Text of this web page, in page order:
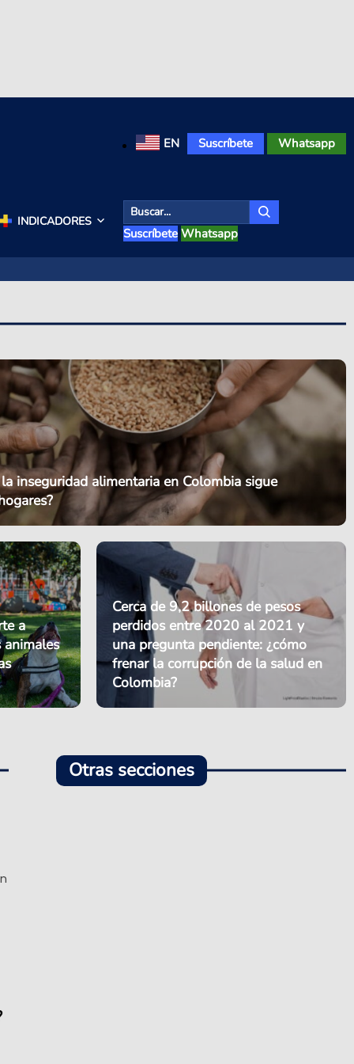
EN Suscríbete Whatsapp
INDICADORES
Suscríbete Whatsapp
inseguridad alimentaria en Colombia sigue
a
Cerca de 9,2 billones de pesos
perdidos entre 2020 al 2021 y
una pregunta pendiente: ¿cómo
frenar la corrupción de la salud en
Colombia?
Otras secciones